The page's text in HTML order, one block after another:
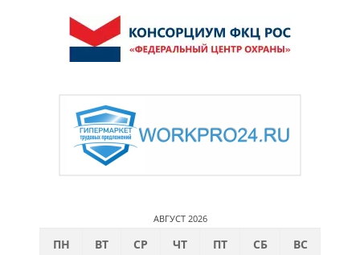
АВГУСТ 2026
ПН ВТ СР ЧТ ПТ СБ
ВС